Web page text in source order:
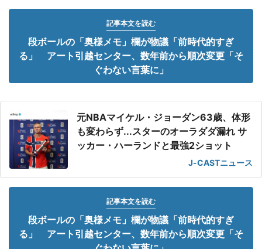
記事本文を読む
段ボールの「奥様メモ」欄が物議「前時代的すぎ
る」 アート引越センター、数年前から順次変更「そ
ぐわない言葉に」
元NBAマイケル・ジョーダン63歳、体形
も変わらず...スターのオーラダダ漏れ サ
ッカー・ハーランドと最強2ショット
J-CASTニュース
記事本文を読む
段ボールの「奥様メモ」欄が物議「前時代的すぎ
る」 アート引越センター、数年前から順次変更「そ